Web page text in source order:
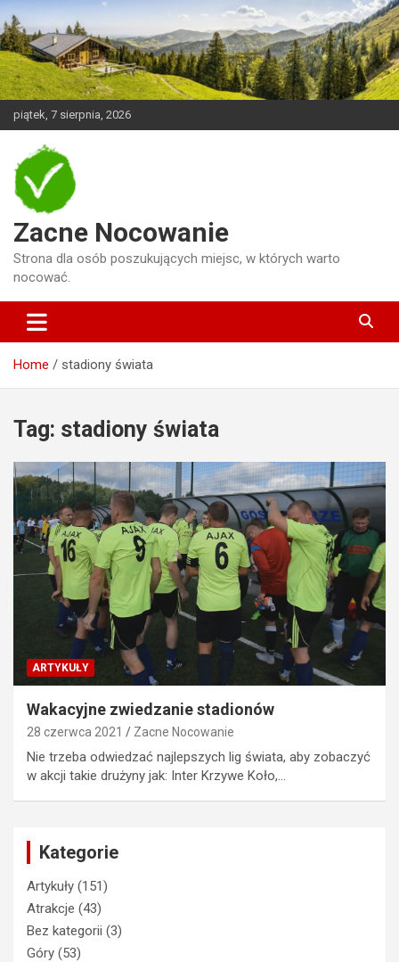
Skip
to
content
piątek, 7 sierpnia, 2026
Zacne Nocowanie
Strona dla osób poszukujących miejsc, w których warto
nocować.
Home stadiony świata
Tag: stadiony świata
ARTYKUŁY
Wakacyjne zwiedzanie stadionów
28 czerwca 2021 Zacne Nocowanie
Nie trzeba odwiedzać najlepszych lig świata, aby zobaczyć
w akcji takie drużyny jak: Inter Krzywe Koło,…
Kategorie
Artykuły (151)
Atrakcje (43)
Bez kategorii (3)
Góry (53)